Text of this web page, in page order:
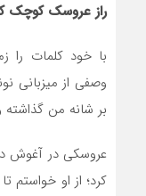
راز عروسک کوچک
با خود کلمات را
وصفی از میزبانی
بر شانه من گذاشته
عروسکی در آغوش
کرد؛ از او